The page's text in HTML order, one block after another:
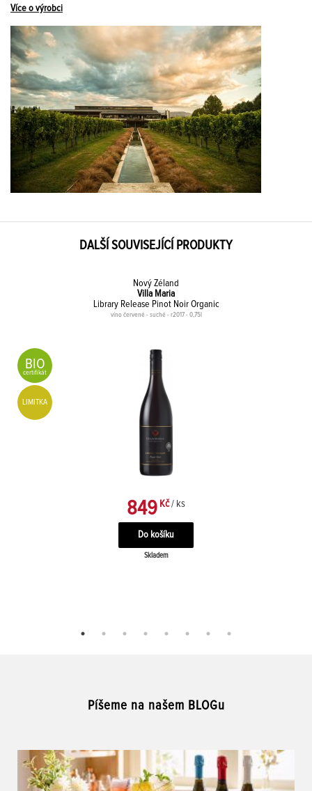
Více o výrobci
DALŠÍ SOUVISEJÍCÍ PRODUKTY
Nový Zéland
Villa Maria
Library Release Pinot Noir Organic
víno červené - suché - r2017 - 0,75l
BIO
certifikát
LIMITKA
849 Kč / ks
Skladem
Píšeme na našem BLOGu